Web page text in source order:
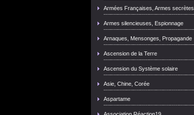
Armées Françaises, Armes secrètes
Armes silencieuses, Espionnage
Arnaques, Mensonges, Propagande
Ascension de la Terre
Ascension du Système solaire
Asie, Chine, Corée
Aspartame